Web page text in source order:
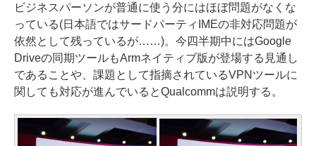
ビジネスパーソンが普通に使う分にはほぼ問題がなくな
っている(日本語ではサードパーティIMEの非対応問題が
依然として残っているが……)。今四半期中にはGoogle
Driveの同期ツールもArmネイティブ版が登場する見通し
であることや、課題として指摘されているVPNツールに
関しても対応が進んでいるとQualcommは説明する。